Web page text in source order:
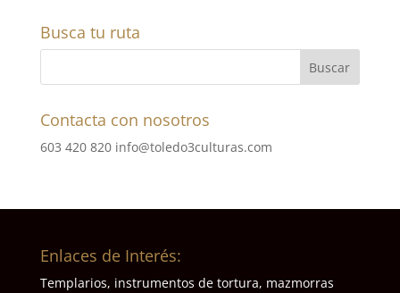
Busca tu ruta
Contacta con nosotros
603 420 820 info@toledo3culturas.com
Enlaces de Interés:
Templarios, instrumentos de tortura, mazmorras